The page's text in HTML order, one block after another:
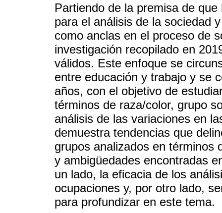
Partiendo de la premisa de
para el análisis de la sociedad
como anclas en el proceso de
investigación recopilado en
válidos. Este enfoque se
entre educación y trabajo y se
años, con el objetivo de
términos de raza/color, grupo
análisis de las variaciones en
demuestra tendencias que
grupos analizados en términos
y ambigüedades encontradas
un lado, la eficacia de los
ocupaciones y, por otro lado,
para profundizar en este tema.